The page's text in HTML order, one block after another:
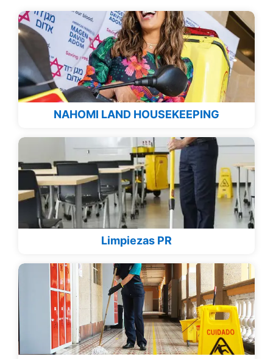
NAHOMI LAND HOUSEKEEPING
Limpiezas PR